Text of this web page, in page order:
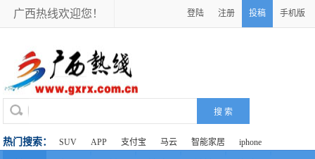
广西热线欢迎您！ 登陆 注册 投稿 手机版
热门搜索： SUV APP 支付宝 马云 智能家居 iphone